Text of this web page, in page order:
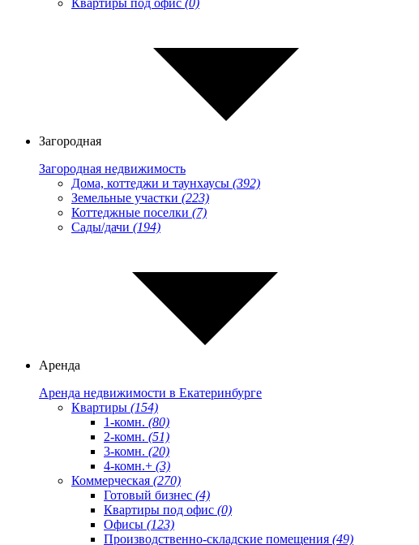
Квартиры под офис (0)
Загородная
Загородная недвижимость
Дома, коттеджи и таунхаусы (392)
Земельные участки (223)
Коттеджные поселки (7)
Сады/дачи (194)
Аренда
Аренда недвижимости в Екатеринбурге
Квартиры (154)
1-комн. (80)
2-комн. (51)
3-комн. (20)
4-комн.+ (3)
Коммерческая (270)
Готовый бизнес (4)
Квартиры под офис (0)
Офисы (123)
Производственно-складские помещения (49)